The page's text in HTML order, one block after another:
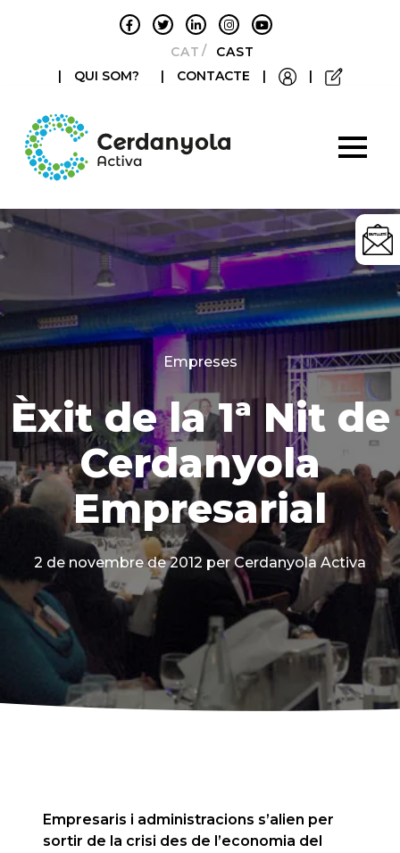
CATALÀCASTELLANO
|
QUI SOM? | CONTACTE | |
Categories
Empreses
Èxit de la 1ª Nit de
Cerdanyola
Empresarial
2 de novembre de 2012 per Cerdanyola Activa
Empresaris i administracions s’alien per
sortir de la crisi des de l’economia del